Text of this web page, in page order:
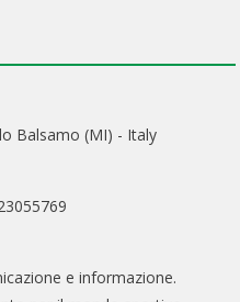
Balsamo (MI) - Italy
e informazione.